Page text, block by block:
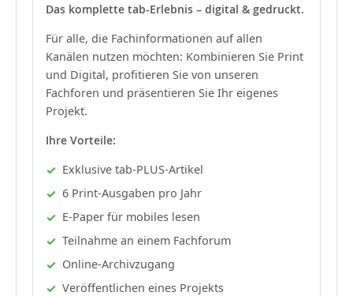
Das komplette tab-Erlebnis – digital & gedruckt.
Für alle, die Fachinformationen auf allen
Kanälen nutzen möchten: Kombinieren Sie Print
und Digital, profitieren Sie von unseren
Fachforen und präsentieren Sie Ihr eigenes
Projekt.
Ihre Vorteile:
Exklusive tab-PLUS-Artikel
6 Print-Ausgaben pro Jahr
E-Paper für mobiles lesen
Teilnahme an einem Fachforum
Online-Archivzugang
Veröffentlichen eines Projekts